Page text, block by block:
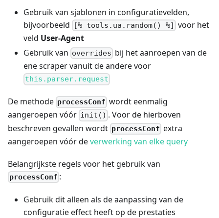
Gebruik van sjablonen in configuratievelden,
bijvoorbeeld
[% tools.ua.random() %] voor het
veld User-Agent
Gebruik van overrides bij het aanroepen van de
ene scraper vanuit de andere voor
this.parser.request
De methode processConf wordt eenmalig
aangeroepen vóór init() . Voor de hierboven
beschreven gevallen wordt processConf extra
aangeroepen vóór deverwerking van elke query
Belangrijkste regels voor het gebruik van
processConf :
Gebruik dit alleen als de aanpassing van de
configuratie effect heeft op de prestaties